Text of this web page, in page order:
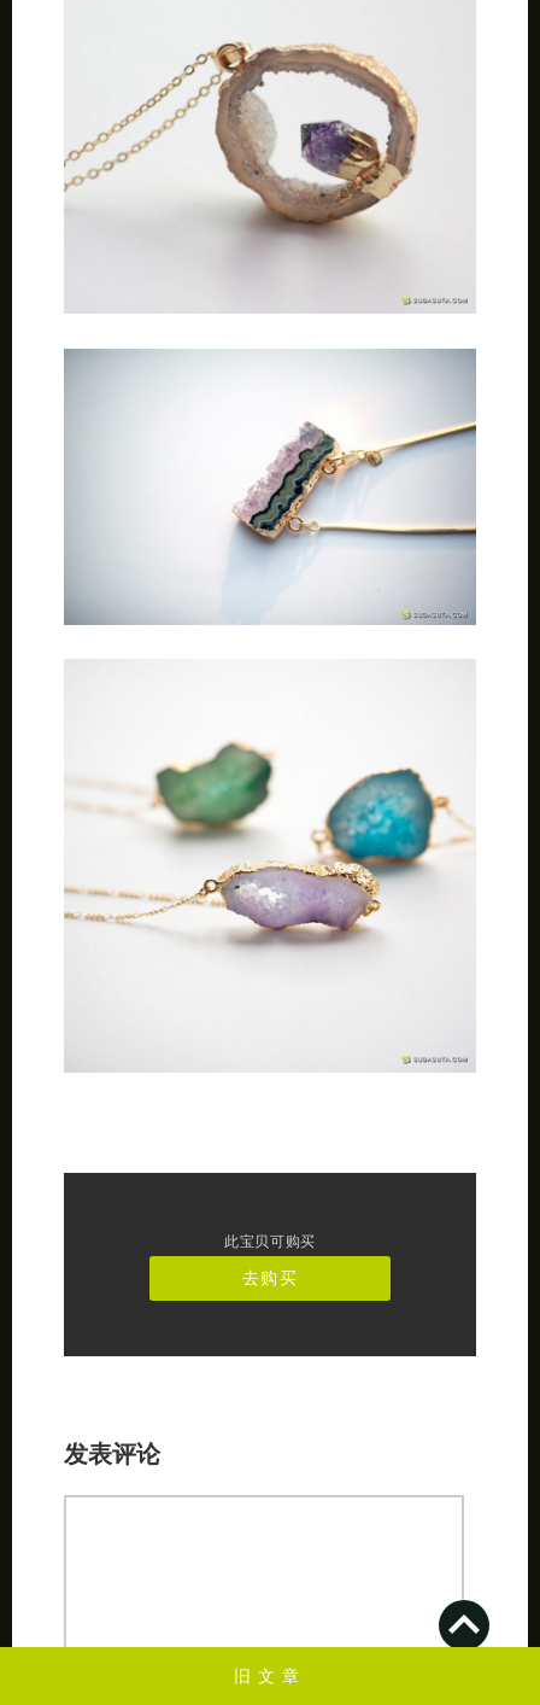
此宝贝可购买
去购买
旧文章
发表评论